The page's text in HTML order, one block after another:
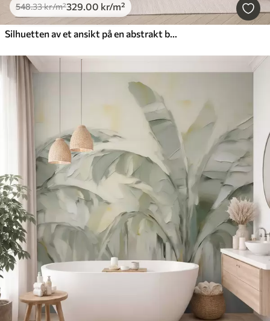
548.33kr/m²329.00 kr/m²
Silhuetten av et ansikt på en abstrakt bakgrunn